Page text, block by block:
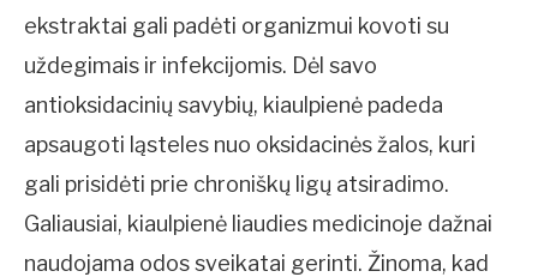
ekstraktai gali padėti organizmui kovoti su
uždegimais ir infekcijomis. Dėl savo
antioksidacinių savybių, kiaulpienė padeda
apsaugoti ląsteles nuo oksidacinės žalos, kuri
gali prisidėti prie chroniškų ligų atsiradimo.
Galiausiai, kiaulpienė liaudies medicinoje dažnai
naudojama odos sveikatai gerinti. Žinoma, kad